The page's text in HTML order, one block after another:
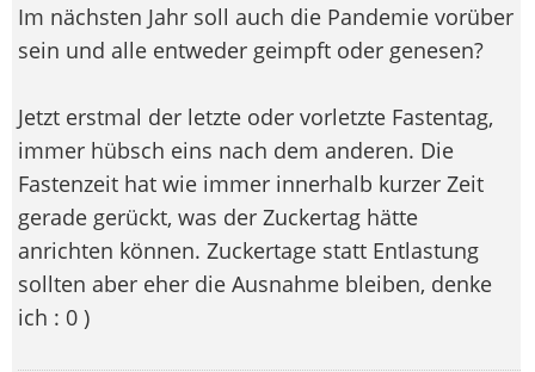
Im nächsten Jahr soll auch die Pandemie vorüber
sein und alle entweder geimpft oder genesen?
Jetzt erstmal der letzte oder vorletzte Fastentag,
immer hübsch eins nach dem anderen. Die
Fastenzeit hat wie immer innerhalb kurzer Zeit
gerade gerückt, was der Zuckertag hätte
anrichten können. Zuckertage statt Entlastung
sollten aber eher die Ausnahme bleiben, denke
ich : 0 )